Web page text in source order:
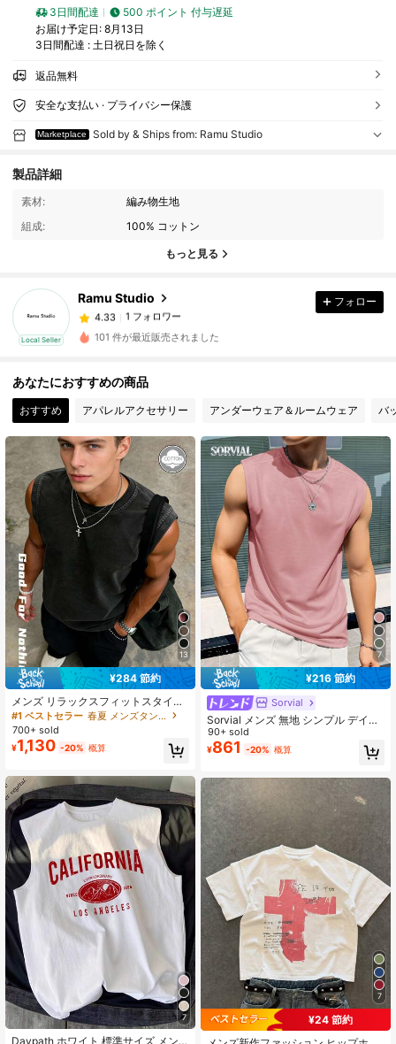
3日間配達
500 ポイント 付与遅延
お届け予定日: 8月13日
3日間配達 : 土日祝日を除く
返品無料
安全な支払い · プライバシー保護
Marketplace Sold by & Ships from: Ramu Studio
製品詳細
素材:
編み物生地
組成:
100% コットン
もっと見る
Local Seller
Ramu Studio
4.33
1 フォロワー
2***y
が 1日前にフォローしました
4.33
フォロー
101 件が最近販売されました
あなたにおすすめの商品
おすすめ アパレルアクセサリー アンダーウェア＆ルームウェア バ
13
¥284 節約
メンズ リラックスフィットスタイル
ダメージ加工 ブラック ルーズ ノー
スリーブタンクトップ、ウォッシュ
加工ダメージクラフト + ワイドショ
ルダーデザイン、ヴィンテージ ハイ
トウェア アイキャッチングアイテム
#1 ベストセラー
春夏 メンズタンクトップ
700+ sold
¥1,130 -20% 概算
7
Daypath ホワイト 標準サイズ メン
7
¥216 節約
Sorvial
Sorvial メンズ 無地 シンプル デイリ
ー ノースリーブ タンクトップ、ホリ
デー
90+ sold
¥861 -20% 概算
7
¥24 節約